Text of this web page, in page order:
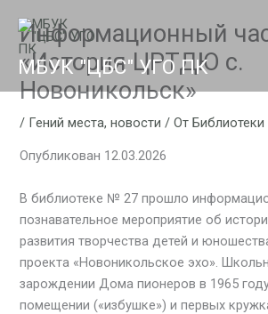
содержимому
МБУК "ЦБС" УГО ПК
Информационный
«История ЦРТДЮ с.
Новоникольск»
/ Гений места,новости / От
Опубликован 12.03.2026
В библиотеке № 27 прошло
познавательное мероприятие об
развития творчества детей и
проекта «Новоникольское эхо».
зарождении Дома пионеров в 1965
помещении («избушке») и первых